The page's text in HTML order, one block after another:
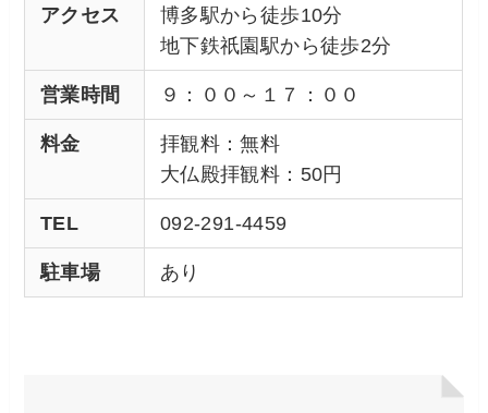
アクセス
博多駅から徒歩10分
地下鉄祇園駅から徒歩2分
営業時間 ９：００～１７：００
料金
拝観料：無料
大仏殿拝観料：50円
TEL 092-291-4459
駐車場 あり